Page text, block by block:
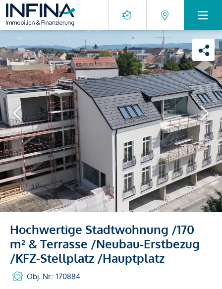
Hochwertige Stadtwohnung /170
m² & Terrasse /Neubau-Erstbezug
/KFZ-Stellplatz /Hauptplatz
Obj. Nr.: 170884